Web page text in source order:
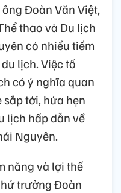
Đoàn Văn Việt,
thao và Du lịch
có nhiều tiềm
lịch. Việc tổ
có ý nghĩa quan
tới, hứa hẹn
lịch hấp dẫn về
Nguyên.
năng và lợi thế
trưởng Đoàn